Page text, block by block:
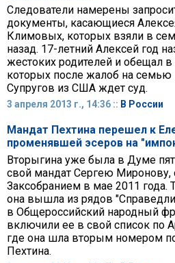
Следователи намерены
документы, касающиеся
Климовых, которых взяли в
назад. 17-летний Алексей год
жестоких родителей и обещал в
которых после жалоб на семью
Супругов из США ждет суд.
3 апреля 2013 г., 14:36 :: В России
Мандат Пехтина перешел к
променявшей эсеров на
Вторыгина уже была в Думе
свой мандат Сергею Миронову,
Заксобранием в мае 2011
она вышла из рядов
в Общероссийский народный
включили ее в свой список по
где она шла вторым номером
Пехтина.